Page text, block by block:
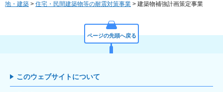
地・建築 > 住宅・民間建築物等の耐震対策事業 > 建築物補強計画策定事業
ページの先頭へ戻る
このウェブサイトについて